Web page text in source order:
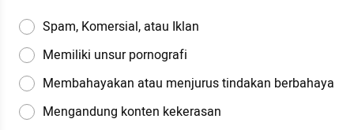
Spam, Komersial, atau Iklan
Memiliki unsur pornografi
Membahayakan atau menjurus tindakan berbahaya
Mengandung konten kekerasan